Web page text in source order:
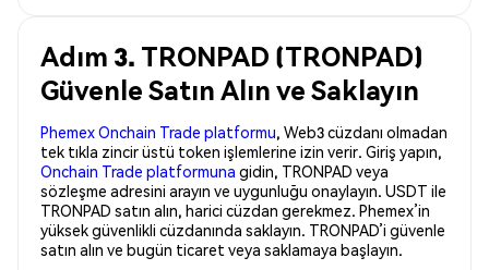
Adım 3. TRONPAD (TRONPAD)
Güvenle Satın Alın ve Saklayın
Phemex Onchain Trade platformu, Web3 cüzdanı olmadan
tek tıkla zincir üstü token işlemlerine izin verir. Giriş yapın,
Onchain Trade platformuna gidin, TRONPAD veya
sözleşme adresini arayın ve uygunluğu onaylayın. USDT ile
TRONPAD satın alın, harici cüzdan gerekmez. Phemex’in
yüksek güvenlikli cüzdanında saklayın. TRONPAD’i güvenle
satın alın ve bugün ticaret veya saklamaya başlayın.